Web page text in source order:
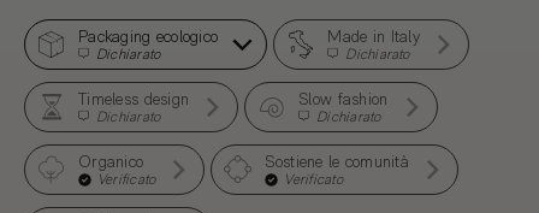
Packaging ecologico
Dichiarato
Made in Italy
Dichiarato
Timeless design
Dichiarato
Slow fashion
Dichiarato
Organico
Verificato
Sostiene le comunità
Verificato